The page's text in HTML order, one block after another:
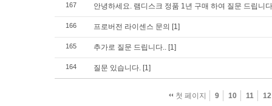
167 안녕하세요. 램디스크 정품 1년 구매 하여 질문 드립니다
166 프로버전 라이센스 문의 [1]
165 추가로 질문 드립니다.. [1]
164 질문 있습니다. [1]
첫 페이지 9 10 11 12